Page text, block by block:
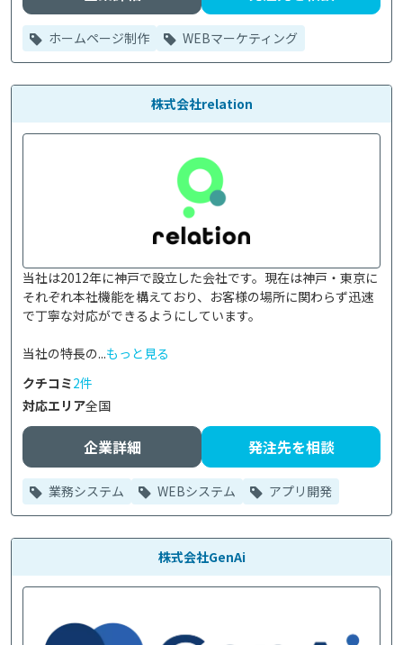
ホームページ制作 WEBマーケティング
株式会社relation
当社は2012年に神戸で設立した会社です。現在は神戸・東京に
それぞれ本社機能を構えており、お客様の場所に関わらず迅速
で丁寧な対応ができるようにしています。
当社の特長の...もっと見る
クチコミ2件
対応エリア全国
企業詳細 発注先を相談
業務システム WEBシステム アプリ開発
株式会社GenAi